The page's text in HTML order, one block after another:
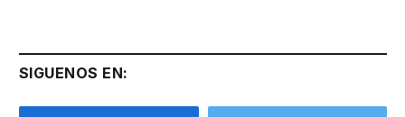
SIGUENOS EN: